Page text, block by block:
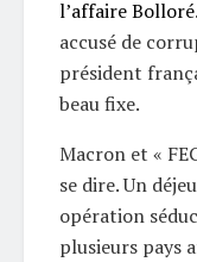
l’affaire Bolloré
accusé de
président
beau fixe.
Macron et «
se dire. Un
opération
plusieurs pays